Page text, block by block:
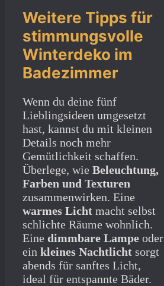
Weitere Tipps für
stimmungsvolle
Winterdeko im
Badezimmer
Wenn du deine fünf
Lieblingsideen umgesetzt
hast, kannst du mit kleinen
Details noch mehr
Gemütlichkeit schaffen.
Überlege, wie Beleuchtung,
Farben und Texturen
zusammenwirken. Eine
warmes Licht macht selbst
schlichte Räume wohnlich.
Eine dimmbare Lampe oder
ein kleines Nachtlicht sorgt
abends für sanftes Licht,
ideal für entspannte Bäder.